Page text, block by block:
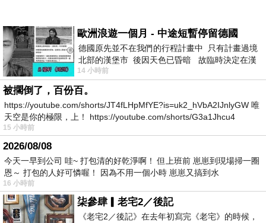
歐洲浪遊一個月 - 中途短暫停留德國
德國原先並不在我們的行程計畫中 只有計畫過境
北部的漢堡市 後因天色已昏暗 故臨時決定在漢
堡市吃晚餐和過夜
14 小時前
被擱倒了，百份百。
https://youtube.com/shorts/JT4fLHpMfYE?is=uk2_hVbA2IJnlyGW 唯
天空是你的極限，上！ https://youtube.com/shorts/G3a1Jhcu4
15 小時前
2026/08/08
今天一早到公司 哇~ 打包清的好乾淨啊！ 但上班前 崽崽到現場掃一圈
恩～ 打包的人好可憐喔！ 因為不用一個小時 崽崽又搞到水
16 小時前
柒參肆▎老宅2／後記
《老宅2／後記》在去年初寫完《老宅》的時候，